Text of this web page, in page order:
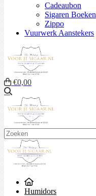
Cadeaubon
Sigaren Boeken
Zippo
Vuurwerk Aanstekers
€0,00
Humidors